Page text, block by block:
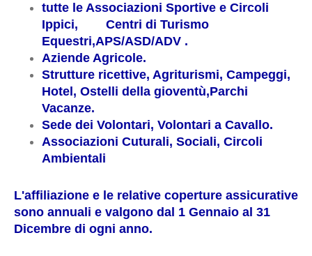
tutte le Associazioni Sportive e Circoli
Ippici, Centri di Turismo
Equestri,APS/ASD/ADV .
Aziende Agricole.
Strutture ricettive, Agriturismi, Campeggi,
Hotel, Ostelli della gioventù,Parchi
Vacanze.
Sede dei Volontari, Volontari a Cavallo.
Associazioni Cuturali, Sociali, Circoli
Ambientali
L'affiliazione e le relative coperture assicurative
sono annuali e valgono dal 1 Gennaio al 31
Dicembre di ogni anno.